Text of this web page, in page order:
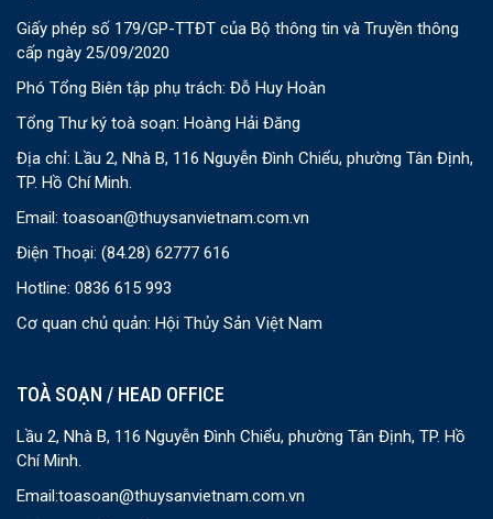
Giấy phép số 179/GP-TTĐT của Bộ thông tin và Truyền thông
cấp ngày 25/09/2020
Phó Tổng Biên tập phụ trách: Đỗ Huy Hoàn
Tổng Thư ký toà soạn: Hoàng Hải Đăng
Địa chỉ: Lầu 2, Nhà B, 116 Nguyễn Đình Chiểu, phường Tân Định,
TP. Hồ Chí Minh.
Email: toasoan@thuysanvietnam.com.vn
Điện Thoại: (84.28) 62777 616
Hotline: 0836 615 993
Cơ quan chủ quản: Hội Thủy Sản Việt Nam
TOÀ SOẠN / HEAD OFFICE
Lầu 2, Nhà B, 116 Nguyễn Đình Chiểu, phường Tân Định, TP. Hồ
Chí Minh.
Email:toasoan@thuysanvietnam.com.vn